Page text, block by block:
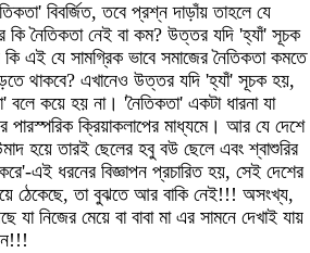
বিবর্জিত, তবে প্রশ্ন দাড়াঁয় তাহলে যে
কি নৈতিকতা নেই বা কম? উত্তর যদি 'হ্যাঁ' সূচক
এই যে সামগ্রিক ভাবে সমাজের নৈতিকতা কমতে
থাকবে? এখানেও উত্তর যদি 'হ্যাঁ' সূচক হয়,
কয়ে হয় না। 'নৈতিকতা' একটা ধারনা যা
পারস্পরিক ক্রিয়াকলাপের মাধ্যমে। আর যে দেশে
হয়ে তারই ছেলের হবু বউ ছেলে এবং শ্বাশুরির
এই ধরনের বিজ্ঞাপন প্রচারিত হয়, সেই দেশের
ঠেকেছে, তা বুঝতে আর বাকি নেই!!! অসংখ্য,
নিজের মেয়ে বা বাবা মা এর সামনে দেখাই যায়